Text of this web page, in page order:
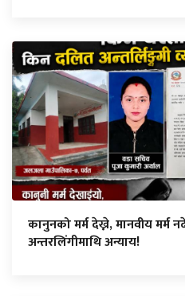
कानुनको मर्म देख्ने, मानवीय मर्म
अन्तरलिंगीमाथि अन्याय!